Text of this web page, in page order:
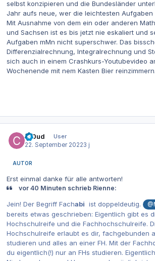
selbst konzipieren und die Bundesländer
Jahr aufs neue, wer die leichtesten Aufgaben
Mit Ausnahme von dem ein oder anderen
und Sachsen ist es bis jetzt nie eskaliert und
Aufgaben mMn nicht superschwer. Das
Differenzialrechnung, Integralrechnung und
sich auch in einem Crashkurs-Youtubevideo
Wochenende mit nem Kasten Bier reinzimmern.
Cl0ud
User
22. September 20223 j
AUTOR
Erst einmal danke für alle antworten!
vor 40 Minuten schrieb Rienne:
Jein! Der Begriff Fachabi ist doppeldeutig.
bereits etwas geschrieben: Eigentlich gibt es
Hochschulreife und die Fachhochschulreife.
Hochschulreife erlaubt es dir, fachgebunden
studieren und alles an einer FH. Mit der
du eigentlich(!) nur an FHs studieren.